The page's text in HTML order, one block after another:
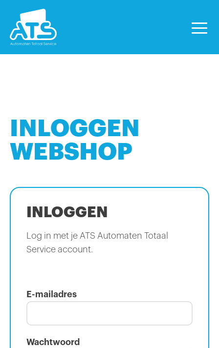
INLOGGEN
WEBSHOP
INLOGGEN
Log in met je ATS Automaten Totaal
Service account.
E-mailadres
Wachtwoord